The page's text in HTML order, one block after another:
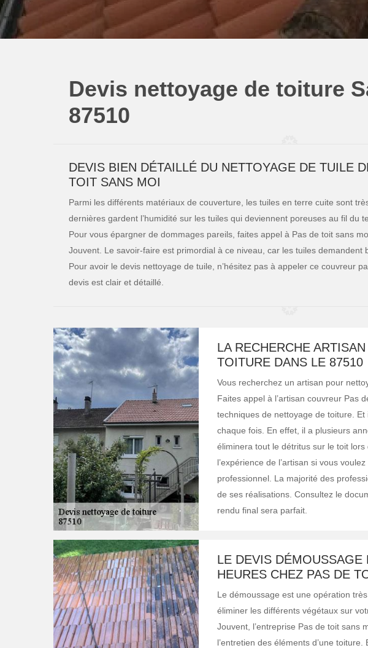
Devis nettoyage de toiture
87510
DEVIS BIEN DÉTAILLÉ DU NETTOYAGE DE TUILE
TOIT SANS MOI
Parmi les différents matériaux de couverture, les tuiles en terre cuite sont
dernières gardent l’humidité sur les tuiles qui deviennent poreuses au fil du
Pour vous épargner de dommages pareils, faites appel à Pas de toit sans
Jouvent. Le savoir-faire est primordial à ce niveau, car les tuiles demandent
Pour avoir le devis nettoyage de tuile, n’hésitez pas à appeler ce couvreur
devis est clair et détaillé.
LA RECHERCHE
TOITURE DANS LE 87510
Vous recherchez un artisan pour
Faites appel à l’artisan couvreur Pas
techniques de nettoyage de toiture.
chaque fois. En effet, il a plusieurs
éliminera tout le détritus sur le toit
l’expérience de l’artisan si vous
professionnel. La majorité des
de ses réalisations. Consultez le
rendu final sera parfait.
LE DEVIS
HEURES CHEZ PAS DE
Le démoussage est une opération
éliminer les différents végétaux sur
Jouvent, l’entreprise Pas de toit sans
l’entretien des éléments d’une